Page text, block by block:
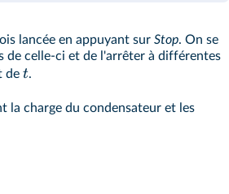
lancée en appuyant sur Stop. On se
de celle‑ci et de l'arrêter à différentes
de t.
la charge du condensateur et les